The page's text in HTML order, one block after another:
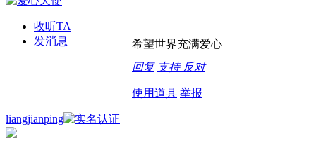
收听TA
发消息
希望世界充满爱心
回复 支持 反对
使用道具 举报
liangjianping